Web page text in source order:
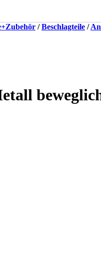
/Beschlagteile /